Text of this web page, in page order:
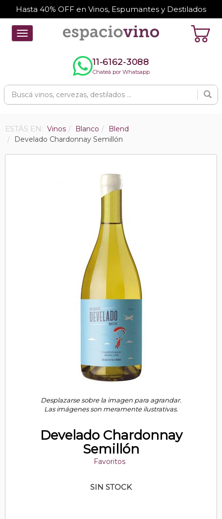
Hasta 40% OFF en Vinos, Espumantes y Destilados
Toggle
navigation
11-6162-3088
Chateá por Whatsapp
ESTÁS EN: Vinos Blanco
Blend
Develado Chardonnay Semillón
Desplazarse sobre la imagen para agrandar.
Las imágenes son meramente ilustrativas.
Develado Chardonnay
Semillón
Favoritos
SIN STOCK